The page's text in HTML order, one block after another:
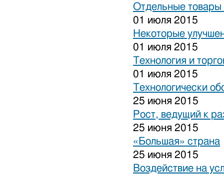
Отдельные товары
01 июля 2015
Некоторые
01 июля 2015
Технология и
01 июля 2015
Технологически
25 июня 2015
Рост, ведущий к
25 июня 2015
«Большая» страна
25 июня 2015
Воздействие на